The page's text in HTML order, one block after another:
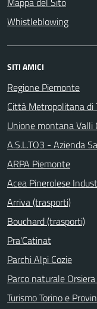
Whistleblowing
SITI AMICI
Regione Piemonte
Città Metropolitana di
Unione montana Valli
A.S.L.TO3 - Azienda
ARPA Piemonte
Acea Pinerolese
Arriva (trasporti)
Bouchard (trasporti)
Pra'Catinat
Parchi Alpi Cozie
Parco naturale
Turismo Torino e